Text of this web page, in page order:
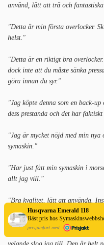
Husqvarna Emerald 118
Bäst pris hos
prisjämfört med
använd, lätt att trä och
"Detta är min första overlocker.
helst."
"Detta är en riktigt bra
dock inte att du måste sänka
göra innan du syr."
"Jag köpte denna som en back-
dess prestanda och det har
"Jag är mycket nöjd med min
symaskin."
"Har just fått min symaskin i
allt jag vill."
"Bra kvalitet, lätt att använda.
rekommenderar."
"Jag hade aldrig använt en